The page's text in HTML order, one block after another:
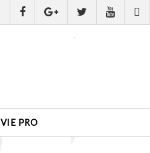
VIE PRO